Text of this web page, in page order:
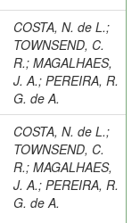
COSTA, N. de L.;
TOWNSEND, C.
R.; MAGALHAES,
J. A.; PEREIRA, R.
G. de A.
COSTA, N. de L.;
TOWNSEND, C.
R.; MAGALHAES,
J. A.; PEREIRA, R.
G. de A.